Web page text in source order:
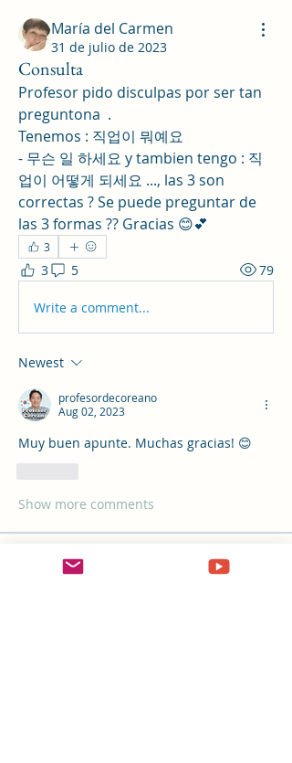
María del Carmen
31 de julio de 2023
Consulta
Profesor pido disculpas por ser tan
preguntona  .
Tenemos : 직업이 뭐예요
- 무슨 일 하세요 y tambien tengo : 직
업이 어떻게 되세요 ..., las 3 son
correctas ? Se puede preguntar de
las 3 formas ?? Gracias 😊💕
3
3 5 79
Write a comment...
Newest
profesordecoreano
Aug 02, 2023
Muy buen apunte. Muchas gracias! 😊
Show more comments
Acerca de